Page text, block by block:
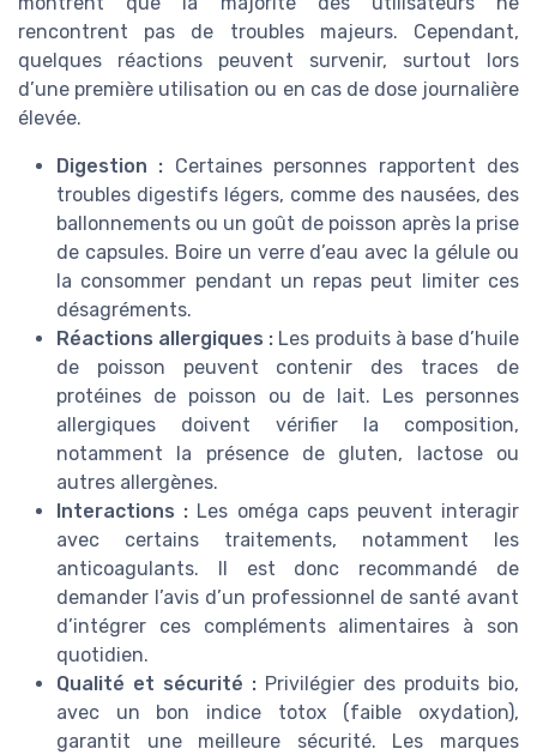
rencontrent pas de troubles majeurs. Cependant,
quelques réactions peuvent survenir, surtout lors
d’une première utilisation ou en cas de dose journalière
élevée.
Digestion : Certaines personnes rapportent des
troubles digestifs légers, comme des nausées, des
ballonnements ou un goût de poisson après la prise
de capsules. Boire un verre d’eau avec la gélule ou
la consommer pendant un repas peut limiter ces
désagréments.
Réactions allergiques : Les produits à base d’huile
de poisson peuvent contenir des traces de
protéines de poisson ou de lait. Les personnes
allergiques doivent vérifier la composition,
notamment la présence de gluten, lactose ou
autres allergènes.
Interactions : Les oméga caps peuvent interagir
avec certains traitements, notamment les
anticoagulants. Il est donc recommandé de
demander l’avis d’un professionnel de santé avant
d’intégrer ces compléments alimentaires à son
quotidien.
Qualité et sécurité : Privilégier des produits bio,
avec un bon indice totox (faible oxydation),
garantit une meilleure sécurité. Les marques